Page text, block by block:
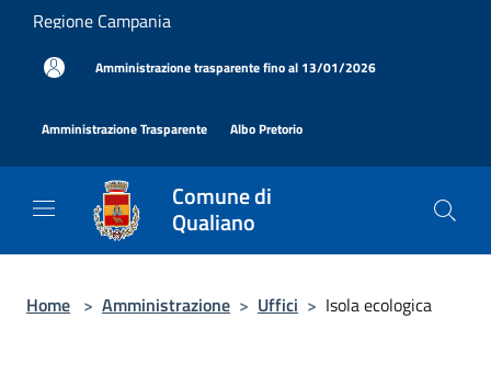
Salta al contenuto principale
Regione Campania
Amministrazione trasparente fino al 13/01/2026
Amministrazione Trasparente Albo Pretorio
Comune di
Qualiano
Home > Amministrazione > Uffici > Isola ecologica